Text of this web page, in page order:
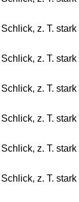
z. T.
z. T.
z. T.
z. T.
z. T.
z. T.